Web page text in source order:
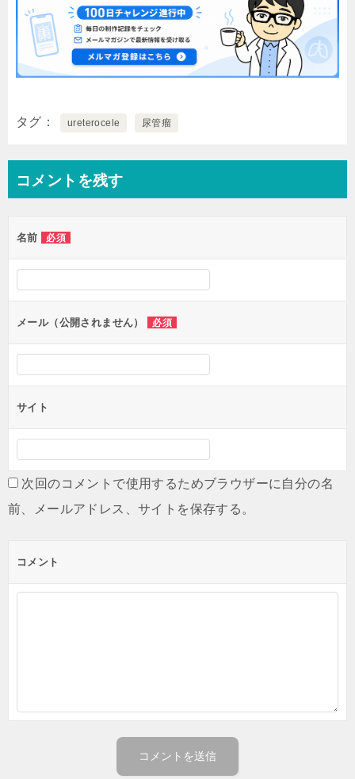
タグ ureterocele 尿管瘤
コメントを残す
名前 必須
メール（公開されません） 必須
サイト
次回のコメントで使用するためブラウザーに自分の名
前、メールアドレス、サイトを保存する。
コメント